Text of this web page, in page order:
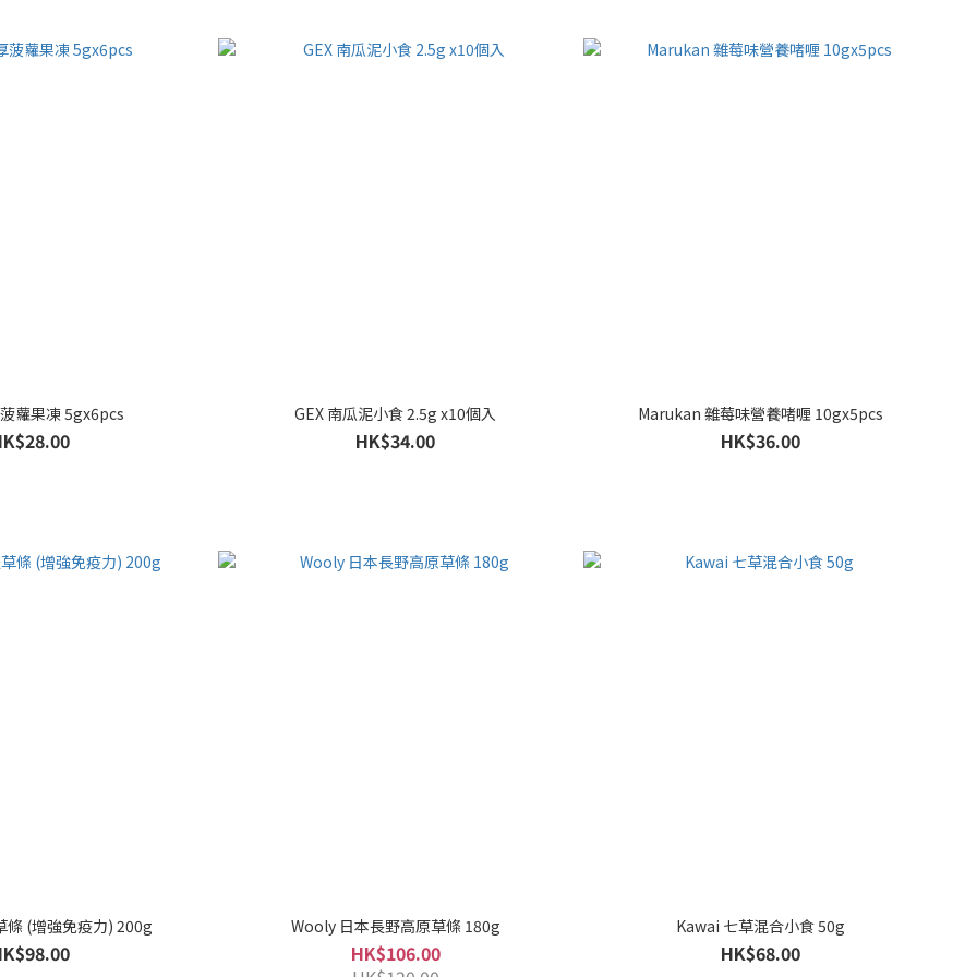
蘿果凍 5gx6pcs GEX 南瓜泥小食 2.5g x10個入
HK$34.00
Marukan 雜莓味營養啫喱 10gx5pcs
HK$36.00
條 (增強免疫力) 200g Wooly 日本長野高原草條 180g
HK$106.00
Kawai 七草混合小食 50g
HK$68.00